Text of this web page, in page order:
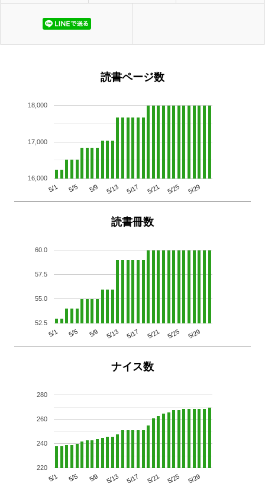
読書ページ数
5/1 5/5 5/9 5/13 5/17 5/21 5/25 5/29
16,000
17,000
18,000
読書冊数
5/1 5/5 5/9 5/13 5/17 5/21 5/25 5/29
52.5
55.0
57.5
60.0
ナイス数
5/1 5/5 5/9 5/13 5/17 5/21 5/25 5/29
220
240
260
280